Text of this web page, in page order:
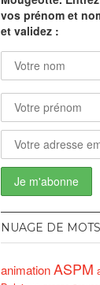
vos prénom et
et validez :
NUAGE DE
animationASPM